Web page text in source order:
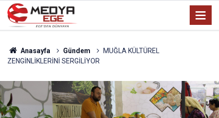
Anasayfa Gündem
MUĞLA KÜLTÜREL
ZENGİNLİKLERİNİ SERGİLİYOR